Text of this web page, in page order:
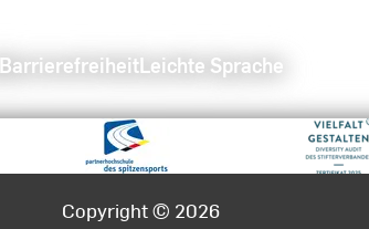
BarrierefreiheitLeichte Sprache
Copyright © 2026